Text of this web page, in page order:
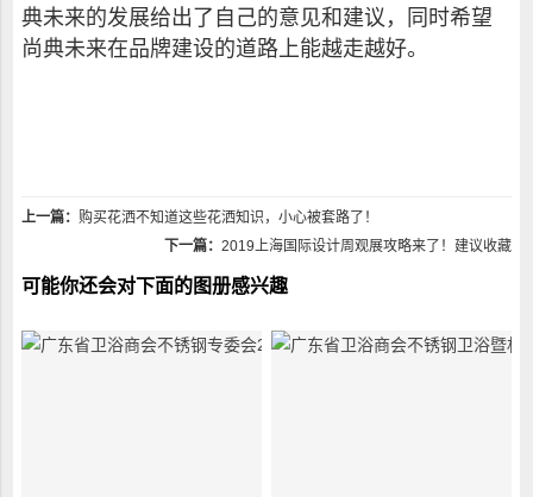
典未来的发展给出了自己的意见和建议，同时希望
尚典未来在品牌建设的道路上能越走越好。
上一篇： 购买花洒不知道这些花洒知识，小心被套路了！
下一篇：2019上海国际设计周观展攻略来了！建议收藏
可能你还会对下面的图册感兴趣